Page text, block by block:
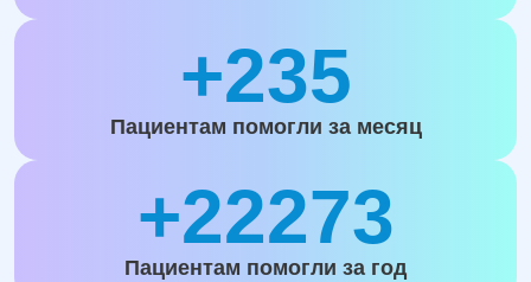
+235
Пациентам помогли за месяц
+22273
Пациентам помогли за год